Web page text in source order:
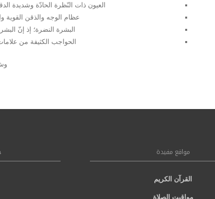
العيون ذات النّظرة الحادّة وشديدة
عظام الوجه والذقن القوية
البشرة النضرة؛ إذ إنّ
الحواجب الكثيفة من
مواقع مفيدة
القرآن الكريم
مواقيت الصلاة